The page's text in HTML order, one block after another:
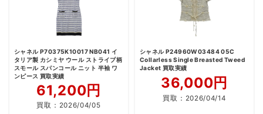
シャネル P70375K10017 NB041 イ
タリア製 カシミヤ ウール ストライプ柄
スモール スパンコール ニット 半袖 ワ
ンピース 買取実績
61,200円
買取： 2026/04/05
シャネル P24960W03484 05C
Collarless Single Breasted Tweed
Jacket 買取実績
36,000円
買取： 2026/04/14